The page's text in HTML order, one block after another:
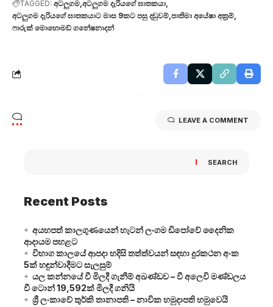
TAGGED: අටලුගම අටලුගම දැරියගේ ඝාතකයා
අටලුගම දැරියගේ ඝාතකයාට මාස 9කට පසු දඬුවම් පාතිමා අයේෂා අක්‍රම්
ෆාරුක් මොහොමඩ් ගනේෂනාදන්
LEAVE A COMMENT
SEARCH
Recent Posts
අයහපත් කාලගුණයෙන් හැටන් ලංගම ඩිපෝවේ දෛනික
ආදායම පහළට
විභාග කාලයේ ආපදා හදිසි තත්ත්වයන් සඳහා දුරකථන අංක
5ක් හඳුන්වාදීමට සැලසුම්
යල කන්නයේ වී මිලදී ගැනීම් අඛණ්ඩව – වී අලෙවි මණ්ඩලය
වී ටොන් 19,592ක් මිලදී ගනියි
ශ්‍රී ලංකාවේ තුර්කි තානාපති – නාවික හමුදාපති හමුවෙයි